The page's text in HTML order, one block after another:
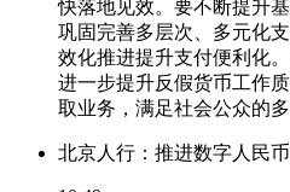
快落地见效。要不断提升
巩固完善多层次、多元化
效化推进提升支付便利化
进一步提升反假货币工作
取业务，满足社会公众的
北京人行：推进数字人民